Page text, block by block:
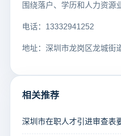
围绕落户、学历和人力资源
电话：13332941252
地址：深圳市龙岗区龙城街
相关推荐
深圳市在职人才引进审查表